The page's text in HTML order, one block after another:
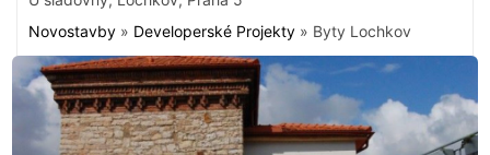
Novostavby » Developerské Projekty » Byty Lochkov